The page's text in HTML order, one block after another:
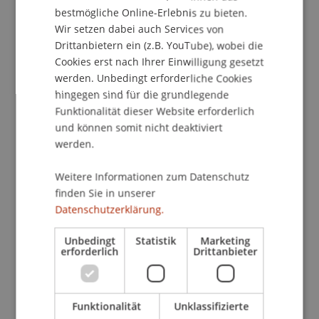
Professur für Wirtschaftsstrafrecht, Compliance
und Digitalisierung und Senatsvorsitzende der
Universität Liechtenstein. In ihrer Rolle als
Moderatorin wies sie auf aktuelle
gesetzgeberische Entwicklungen im Bereich der
Digitalisierung in der EU und im Fürstentum
Liechtenstein hin – insbesondere auf DORA, NIS II
und das Cyber-Sicherheitsgesetz. Mag. Anton
Grones, Jurist und Techniker, beleuchtete in
global eingebetteten
Risikomanagementsystemen und ging dabei auch
auf den AI Act ein. Im letzten Vortrag der
spannenden Tagesveranstaltung widmete sich Dr.
Michael Faske den Besonderheiten interner
Untersuchungen im digitalen Zeitalter. Im
insbesondere ChatGPT. Die Teilnehmenden
bestmögliche Online-Erlebnis zu bieten.
Wir setzen dabei auch Services von
Drittanbietern ein (z.B. YouTube), wobei die
Cookies erst nach Ihrer Einwilligung gesetzt
werden. Unbedingt erforderliche Cookies
hingegen sind für die grundlegende
Funktionalität dieser Website erforderlich
und können somit nicht deaktiviert
werden.
Weitere Informationen zum Datenschutz
finden Sie in unserer
Datenschutzerklärung.
Unbedingt
erforderlich
Statistik Marketing
Drittanbieter
Funktionalität Unklassifizierte